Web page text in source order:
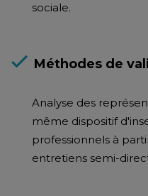
sociale.
Méthodes de
Analyse des
même dispositif
professionnels à
entretiens semi-